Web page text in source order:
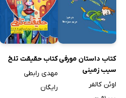
کتاب داستان مورفی
سیب زمینی
اوئن کالفر
کتاب حقیقت تلخ
مهدی رابطی
رایگان